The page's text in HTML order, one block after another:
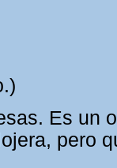
Es un
pero